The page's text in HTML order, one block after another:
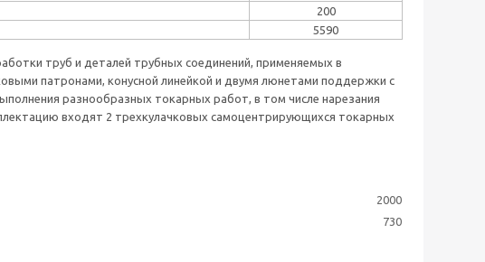
200
5590
труб и деталей трубных соединений, применяемых в
патронами, конусной линейкой и двумя люнетами поддержки с
разнообразных токарных работ, в том числе нарезания
входят 2 трехкулачковых самоцентрирующихся токарных
2000
730